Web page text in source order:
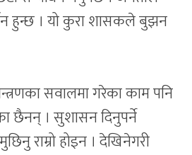
हुन्छ । यो कुरा शासकले बुझन
सवालमा गरेका काम पनि
छैनन् । सुशासन दिनुपर्ने
राम्रो होइन । देखिनेगरी